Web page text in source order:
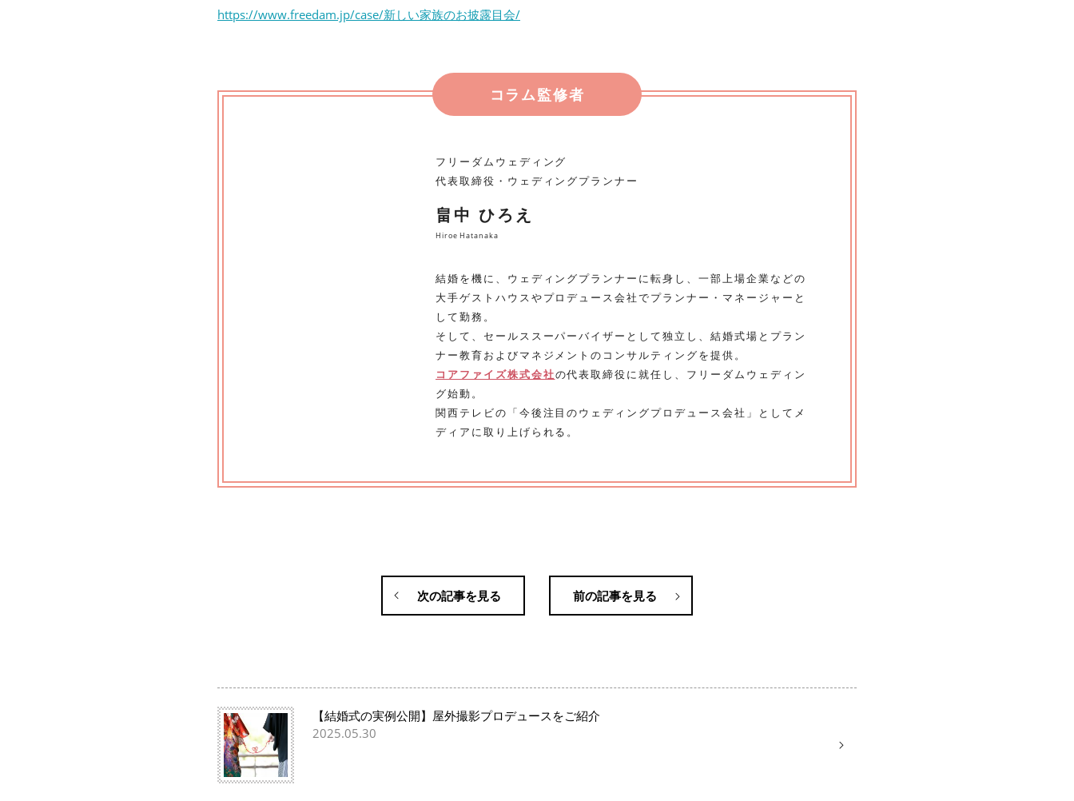
https://www.freedam.jp/case/新しい家族のお披露目会/
コラム監修者
フリーダムウェディング
代表取締役・ウェディングプランナー
畠中 ひろえ
Hiroe Hatanaka
結婚を機に、ウェディングプランナーに転身し、一部上場企業などの
大手ゲストハウスやプロデュース会社でプランナー・マネージャーと
して勤務。
そして、セールススーパーバイザーとして独立し、結婚式場とプラン
ナー教育およびマネジメントのコンサルティングを提供。
コアファイズ株式会社の代表取締役に就任し、フリーダムウェディン
グ始動。
関西テレビの「今後注目のウェディングプロデュース会社」としてメ
ディアに取り上げられる。
次の記事を見る 前の記事を見る
【結婚式の実例公開】屋外撮影プロデュースをご紹介
2025.05.30